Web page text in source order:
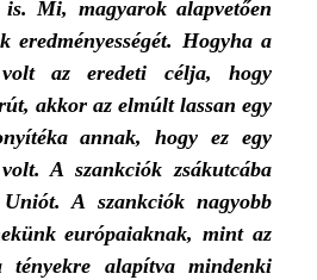
is. Mi, magyarok alapvetően
eredményességét. Hogyha a
az eredeti célja, hogy
akkor az elmúlt lassan egy
annak, hogy ez egy
A szankciók zsákutcába
A szankciók nagyobb
európaiaknak, mint az
tényekre alapítva mindenki